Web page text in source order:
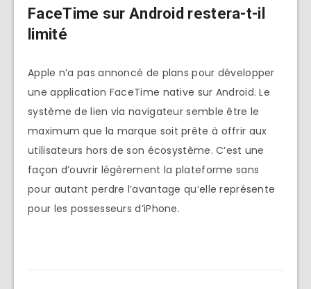
FaceTime sur Android restera-t-il
limité
Apple n’a pas annoncé de plans pour développer
une application FaceTime native sur Android. Le
système de lien via navigateur semble être le
maximum que la marque soit prête à offrir aux
utilisateurs hors de son écosystème. C’est une
façon d’ouvrir légèrement la plateforme sans
pour autant perdre l’avantage qu’elle représente
pour les possesseurs d’iPhone.